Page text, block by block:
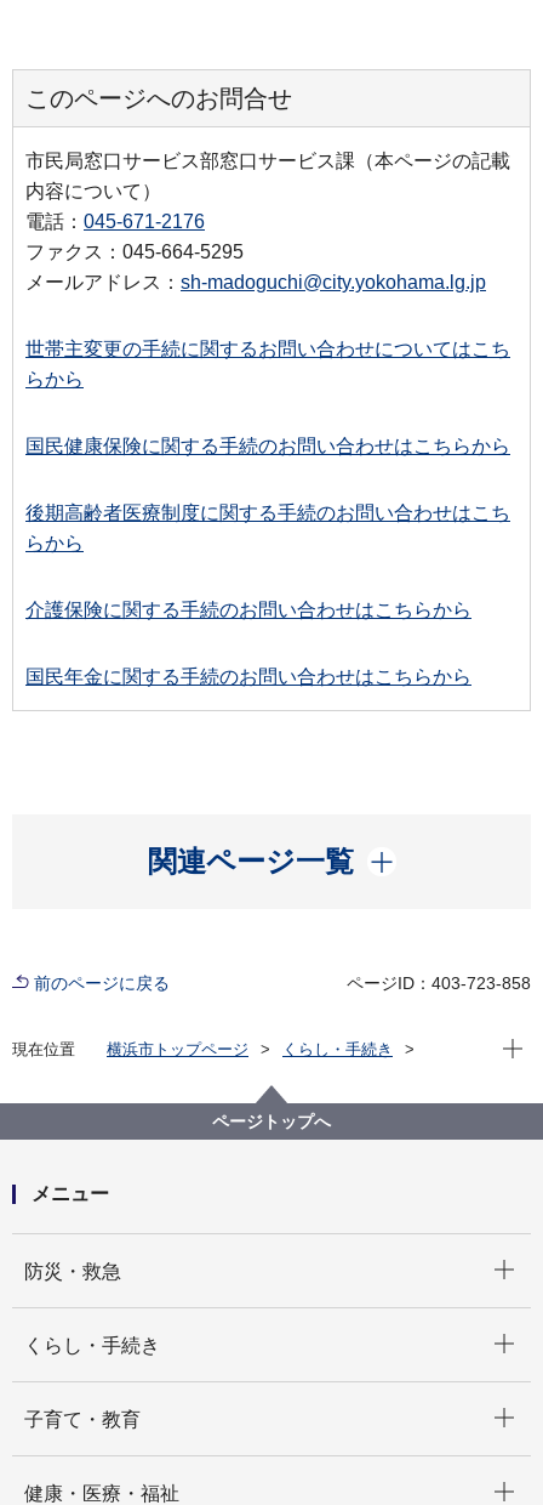
このページへのお問合せ
市民局窓口サービス部窓口サービス課（本ページの記載
内容について）
電話： 045-671-2176
ファクス：045-664-5295
メールアドレス： sh-madoguchi@city.yokohama.lg.jp
世帯主変更の手続に関するお問い合わせについてはこち
らから
国民健康保険に関する手続のお問い合わせはこちらから
後期高齢者医療制度に関する手続のお問い合わせはこち
らから
介護保険に関する手続のお問い合わせはこちらから
国民年金に関する手続のお問い合わせはこちらから
関連ページ一覧
開く
前のページに戻る ページID：403-723-858
現在位置 横浜市トップページ
くらし・手続き
届出・証明（戸籍・住民票など）
窓口サービス向上の取組
利用数の多いお悔やみ（亡くなられたとき）手続様式
現在
ページトップへ
メニュー
防災・救急
くらし・手続き
子育て・教育
健康・医療・福祉